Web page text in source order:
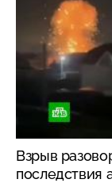
Взрыв
последствия